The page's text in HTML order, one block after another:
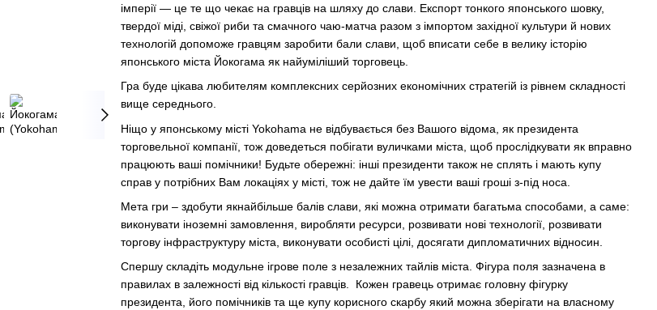
імперії — це те що чекає на гравців на шляху до слави. Експорт тонкого японського шовку,
твердої міді, свіжої риби та смачного чаю-матча разом з імпортом західної культури й нових
технологій допоможе гравцям заробити бали слави, щоб вписати себе в велику історію
японського міста Йокогама як найуміліший торговець.
Гра буде цікава любителям комплексних серйозних економічних стратегій із рівнем складності
вище середнього.
Ніщо у японському місті Yokohama не відбувається без Вашого відома, як президента
торговельної компанії, тож доведеться побігати вуличками міста, щоб прослідкувати як вправно
працюють ваші помічники! Будьте обережні: інші президенти також не сплять і мають купу
справ у потрібних Вам локаціях у місті, тож не дайте їм увести ваші гроші з-під носа.
Мета гри – здобути якнайбільше балів слави, які можна отримати багатьма способами, а саме:
виконувати іноземні замовлення, виробляти ресурси, розвивати нові технології, розвивати
торгову інфраструктуру міста, виконувати особисті цілі, досягати дипломатичних відносин.
Спершу складіть модульне ігрове поле з незалежних тайлів міста. Фігура поля зазначена в
правилах в залежності від кількості гравців. Кожен гравець отримає головну фігурку
президента, його помічників та ще купу корисного скарбу який можна зберігати на власному